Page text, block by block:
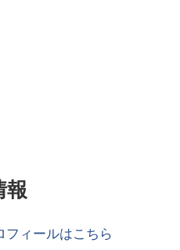
報
フィールはこちら